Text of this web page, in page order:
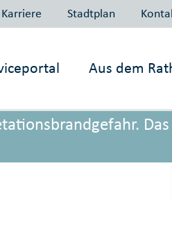
Stadtplan
Aus dem